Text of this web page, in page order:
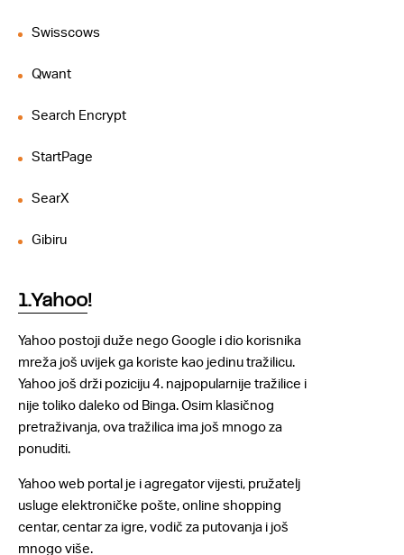
Swisscows
Qwant
Search Encrypt
StartPage
SearX
Gibiru
1.Yahoo!
Yahoo postoji duže nego Google i dio korisnika
mreža još uvijek ga koriste kao jedinu tražilicu.
Yahoo još drži poziciju 4. najpopularnije tražilice i
nije toliko daleko od Binga. Osim klasičnog
pretraživanja, ova tražilica ima još mnogo za
ponuditi.
Yahoo web portal je i agregator vijesti, pružatelj
usluge elektroničke pošte, online shopping
centar, centar za igre, vodič za putovanja i još
mnogo više.